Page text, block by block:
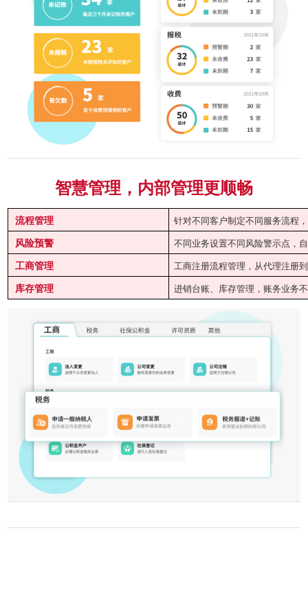
智慧管理，内部管理更顺畅
流程管理 针对不同客户制定不同服务流程
风险预警 不同业务设置不同风险警示点，
工商管理 工商注册流程管理，从代理注册
库存管理 进销台账、库存管理，账务业务